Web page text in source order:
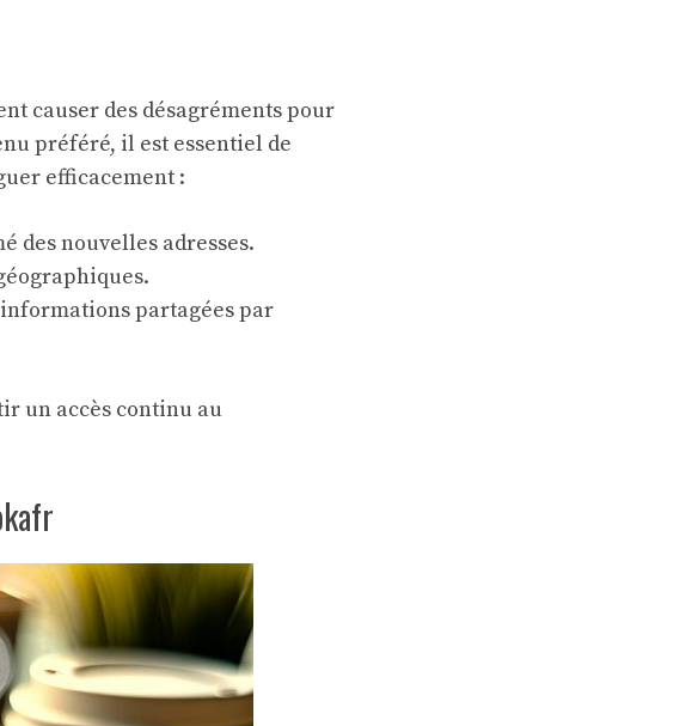
causer des désagréments pour
préféré, il est essentiel de
efficacement :
des nouvelles adresses.
partagées par
un accès continu au